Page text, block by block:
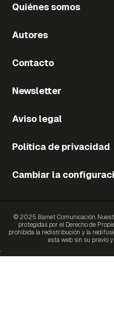
Quiénes somos
Autores
Contacto
Newsletter
Aviso legal
Política de privacidad
Cambiar la
© 2025 Bainet Comunicación.
protegidas por el Derecho de
prohibida la redistribución y la
esta web sin su previo